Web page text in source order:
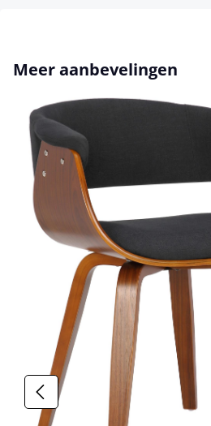
Productgalerij overslaan
Meer aanbevelingen